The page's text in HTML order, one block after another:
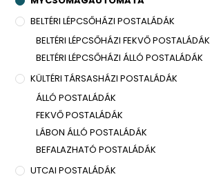
BELTÉRI LÉPCSŐHÁZI POSTALÁDÁK
BELTÉRI LÉPCSŐHÁZI FEKVŐ POSTALÁDÁK
BELTÉRI LÉPCSŐHÁZI ÁLLÓ POSTALÁDÁK
KÜLTÉRI TÁRSASHÁZI POSTALÁDÁK
ÁLLÓ POSTALÁDÁK
FEKVŐ POSTALÁDÁK
LÁBON ÁLLÓ POSTALÁDÁK
BEFALAZHATÓ POSTALÁDÁK
UTCAI POSTALÁDÁK